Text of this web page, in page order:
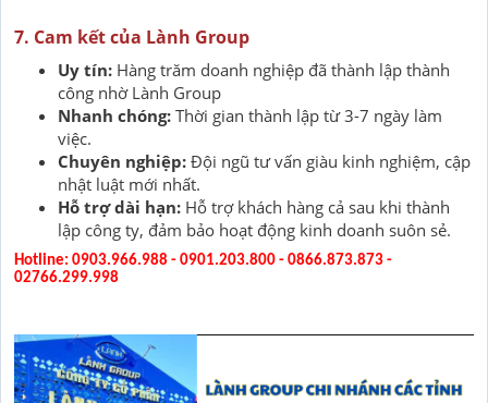
7. Cam kết của Lành Group
Uy tín: Hàng trăm doanh nghiệp đã thành lập thành
công nhờ Lành Group
Nhanh chóng: Thời gian thành lập từ 3-7 ngày làm
việc.
Chuyên nghiệp: Đội ngũ tư vấn giàu kinh nghiệm, cập
nhật luật mới nhất.
Hỗ trợ dài hạn: Hỗ trợ khách hàng cả sau khi thành
lập công ty, đảm bảo hoạt động kinh doanh suôn sẻ.
Hotline: 0903.966.988 - 0901.203.800 - 0866.873.873 -
02766.299.998